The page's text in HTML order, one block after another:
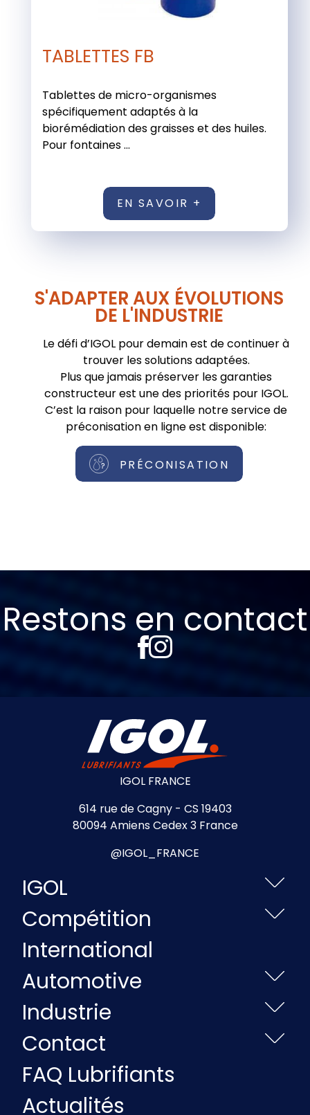
TABLETTES FB
Tablettes de micro-organismes
spécifiquement adaptés à la
biorémédiation des graisses et des huiles.
Pour fontaines ...
EN SAVOIR +
S'ADAPTER AUX ÉVOLUTIONS
DE L'INDUSTRIE
Le défi d’IGOL pour demain est de continuer à
trouver les solutions adaptées.
Plus que jamais préserver les garanties
constructeur est une des priorités pour IGOL.
C’est la raison pour laquelle notre service de
préconisation en ligne est disponible:
PRÉCONISATION
Restons en contact
IGOL FRANCE
614 rue de Cagny - CS 19403
80094 Amiens Cedex 3 France
@IGOL_FRANCE
IGOL
Compétition
International
Automotive
Industrie
Contact
FAQ Lubrifiants
Actualités